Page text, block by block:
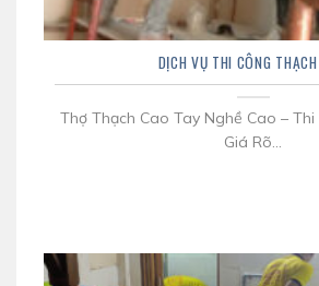
DỊCH VỤ THI CÔNG
Thợ Thạch Cao Tay Nghề Cao –
Giá Rõ...